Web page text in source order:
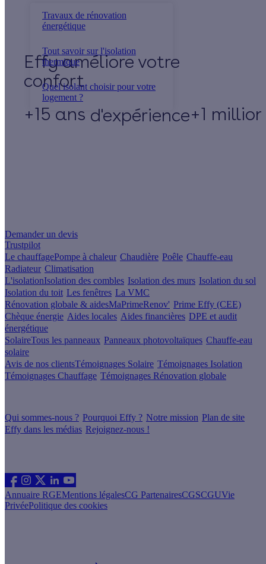
Travaux de rénovation
énergétique
Tout savoir sur l'isolation
thermique
Quel isolant choisir pour votre
logement ?
Effy
+15 ans d'expérience+1
Demander un devis
Trustpilot
Le chauffagePompe à chaleur Chaudière Poêle Chauffe-eau
Radiateur Climatisation
L'isolationIsolation des combles Isolation des murs Isolation du sol
Isolation du toit Les fenêtres La VMC
Rénovation globale & aidesMaPrimeRenov' Prime Effy (CEE)
Chèque énergie Aides locales Aides financières DPE et audit
énergétique
SolaireTous les panneaux Panneaux photovoltaïques Chauffe-eau
solaire
Avis de nos clientsTémoignages Solaire Témoignages Isolation
Témoignages Chauffage Témoignages Rénovation globale
Qui sommes-nous ? Pourquoi Effy ? Notre mission Plan de site
Effy dans les médias Rejoignez-nous !
Annuaire RGEMentions légalesCG PartenairesCGSCGUVie
PrivéePolitique des cookies